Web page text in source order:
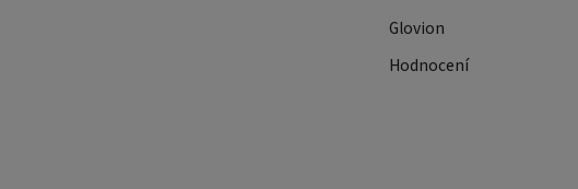
Glovion
Hodnocení